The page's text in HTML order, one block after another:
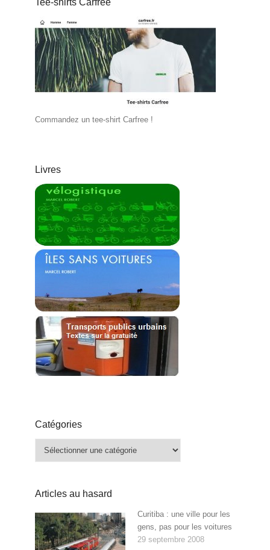
Tee-shirts Carfree
Commandez un tee-shirt Carfree !
Livres
Catégories
Articles au hasard
Curitiba : une ville pour les
gens, pas pour les voitures
29 septembre 2008